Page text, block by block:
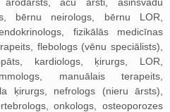
bērnu neirologs, bērnu LOR,
fizikālās medicīnas
flebologs (vēnu speciālists),
kardiologs, ķirurgs, LOR,
manuālais terapeits,
ķirurgs, nefrologs (nieru ārsts),
onkologs, osteoporozes